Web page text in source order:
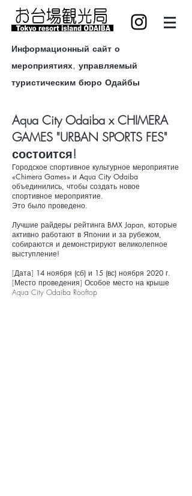
Информационный сайт о
мероприятиях, управляемый
туристическим бюро Одайбы
Aqua City Odaiba x CHIMERA
GAMES "URBAN SPORTS FES"
состоится!
Городское спортивное культурное мероприятие
«Chimera Games» и Aqua City Odaiba
объединились, чтобы создать новое
спортивное мероприятие.
Это было проведено.
Лучшие райдеры рейтинга BMX Japan, которые
активно работают в Японии и за рубежом,
собираются и демонстрируют великолепное
выступление!
[Дата] 14 ноября (сб) и 15 (вс) ноября 2020 г.
[Место проведения] Особое место на крыше
Aqua City Odaiba Rooftop